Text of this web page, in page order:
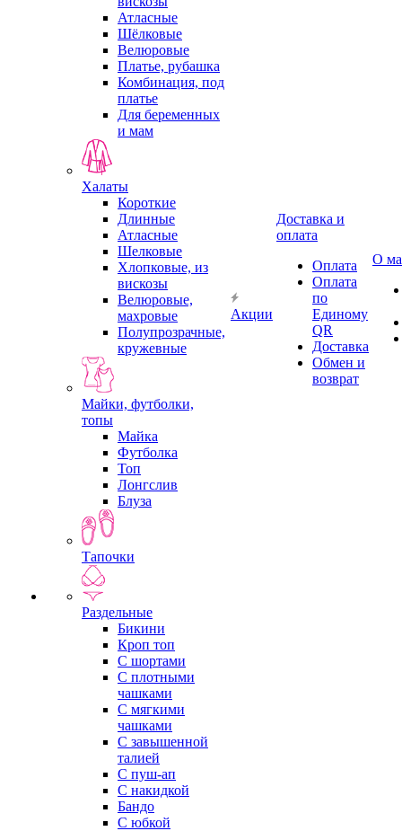
Атласные
Шёлковые
Велюровые
Платье, рубашка
Комбинация, под
платье
Для беременных
и мам
Халаты
Короткие
Длинные
Атласные
Шелковые
Хлопковые, из
вискозы
Велюровые,
махровые
Полупрозрачные,
кружевные
Майки, футболки,
топы
Майка
Футболка
Топ
Лонгслив
Блуза
Тапочки
Раздельные
Бикини
Кроп топ
С шортами
С плотными
чашками
С мягкими
чашками
С завышенной
талией
С пуш-ап
С накидкой
Бандо
С юбкой
Акции
Доставка и
оплата
Оплата
Оплата
по
Единому
QR
Доставка
Обмен и
возврат
О